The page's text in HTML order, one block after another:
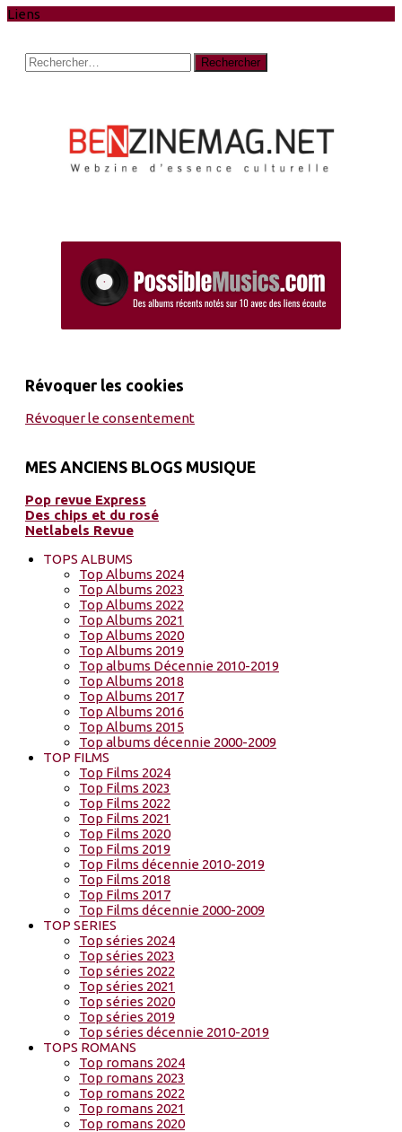
Liens
Rechercher :
Révoquer les cookies
Révoquer le consentement
MES ANCIENS BLOGS MUSIQUE
Pop revue Express
Des chips et du rosé
Netlabels Revue
TOPS ALBUMS
Top Albums 2024
Top Albums 2023
Top Albums 2022
Top Albums 2021
Top Albums 2020
Top Albums 2019
Top albums Décennie 2010-2019
Top Albums 2018
Top Albums 2017
Top Albums 2016
Top Albums 2015
Top albums décennie 2000-2009
TOP FILMS
Top Films 2024
Top Films 2023
Top Films 2022
Top Films 2021
Top Films 2020
Top Films 2019
Top Films décennie 2010-2019
Top Films 2018
Top Films 2017
Top Films décennie 2000-2009
TOP SERIES
Top séries 2024
Top séries 2023
Top séries 2022
Top séries 2021
Top séries 2020
Top séries 2019
Top séries décennie 2010-2019
TOPS ROMANS
Top romans 2024
Top romans 2023
Top romans 2022
Top romans 2021
Top romans 2020